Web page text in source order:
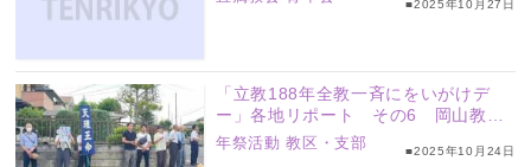
■2025年10月27日
「立教188年全教一斉にをいがけデ
ー」各地リポート その6 岡山教区
（吉備地方、東部の各支部）、長崎・
年祭活動 教区・支部 ■2025年10月24日